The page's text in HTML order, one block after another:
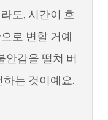
도, 시간이 흐
로 변할 거예
안감을 떨쳐 버
는 것이예요.